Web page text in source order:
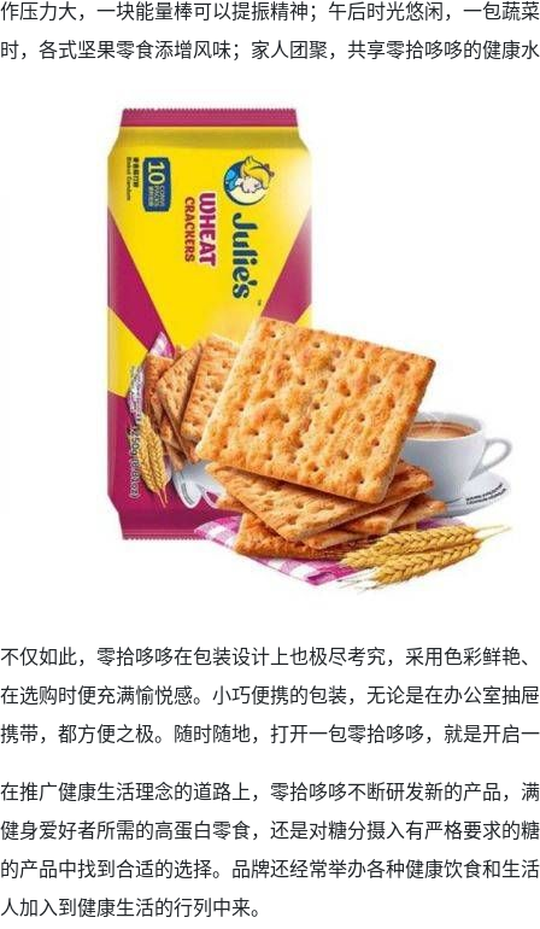
作压力大，一块能量棒可以提振精神；午后时光悠闲，一包蔬
时，各式坚果零食添增风味；家人团聚，共享零拾哆哆的健康
不仅如此，零拾哆哆在包装设计上也极尽考究，采用色彩鲜艳
在选购时便充满愉悦感。小巧便携的包装，无论是在办公室抽
携带，都方便之极。随时随地，打开一包零拾哆哆，就是开启
在推广健康生活理念的道路上，零拾哆哆不断研发新的产品，
健身爱好者所需的高蛋白零食，还是对糖分摄入有严格要求的
的产品中找到合适的选择。品牌还经常举办各种健康饮食和生
人加入到健康生活的行列中来。